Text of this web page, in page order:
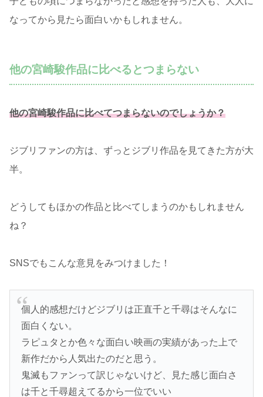
なってから見たら面白いかもしれません。
他の宮崎駿作品に比べるとつまらない
他の宮崎駿作品に比べてつまらないのでしょうか？
ジブリファンの方は、ずっとジブリ作品を見てきた方が大
半。
どうしてもほかの作品と比べてしまうのかもしれません
ね？
SNSでもこんな意見をみつけました！
個人的感想だけどジブリは正直千と千尋はそんなに
面白くない。
ラピュタとか色々な面白い映画の実績があった上で
新作だから人気出たのだと思う。
鬼滅もファンって訳じゃないけど、見た感じ面白さ
は千と千尋超えてるから一位でいい